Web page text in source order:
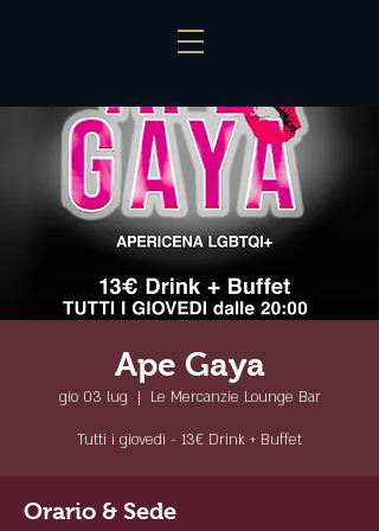
Ape Gaya
gio 03 lug
  |
Le Mercanzie Lounge Bar
Tutti i giovedì - 13€ Drink + Buffet
Orario & Sede